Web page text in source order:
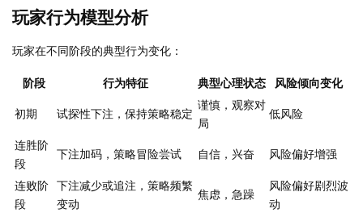
玩家行为模型分析
玩家在不同阶段的典型行为变化：
阶段 行为特征 典型心理状态
风险倾向变化
初期
试探性下注，保持策略稳定
谨慎，观察对
局
低风险
连胜阶
段
下注加码，策略冒险尝试 自信，兴奋 风险偏好增强
连败阶
段
下注减少或追注，策略频繁
变动
焦虑，急躁
风险偏好剧烈波
动